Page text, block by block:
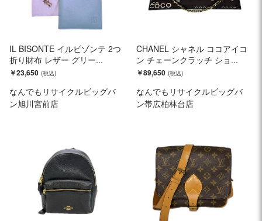
IL BISONTE イルビゾンテ 2つ
折り財布 レザー グリー...
￥23,650
なんでもリサイクルビッグバ
ン旭川宮前店
CHANEL シャネル ココアイコ
ン チェーンクラッチ ショ...
￥89,650
なんでもリサイクルビッグバ
ン帯広柏林台店